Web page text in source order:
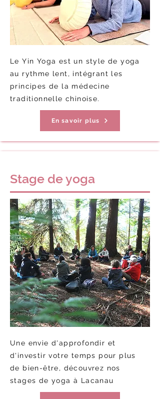
Le Yin Yoga est un style de yoga
au rythme lent, intégrant les
principes de la médecine
traditionnelle chinoise.
En savoir plus
Stage de yoga
Une envie d'approfondir et
d'investir votre temps pour plus
de bien-être, découvrez nos
stages de yoga à Lacanau